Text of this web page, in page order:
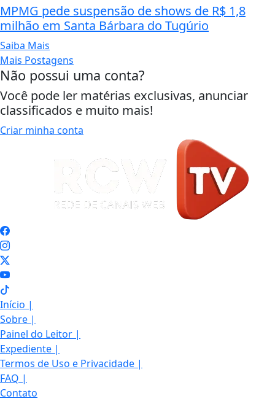
MPMG pede suspensão de shows de R$ 1,8
milhão em Santa Bárbara do Tugúrio
Saiba Mais
Mais Postagens
Não possui uma conta?
Você pode ler matérias exclusivas, anunciar
classificados e muito mais!
Criar minha conta
Início |
Sobre |
Painel do Leitor |
Expediente |
Termos de Uso e Privacidade |
FAQ |
Contato